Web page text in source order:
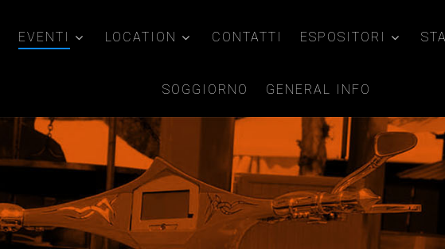
EVENTI LOCATION CONTATTI ESPOSITORI
SOGGIORNO GENERAL INFO